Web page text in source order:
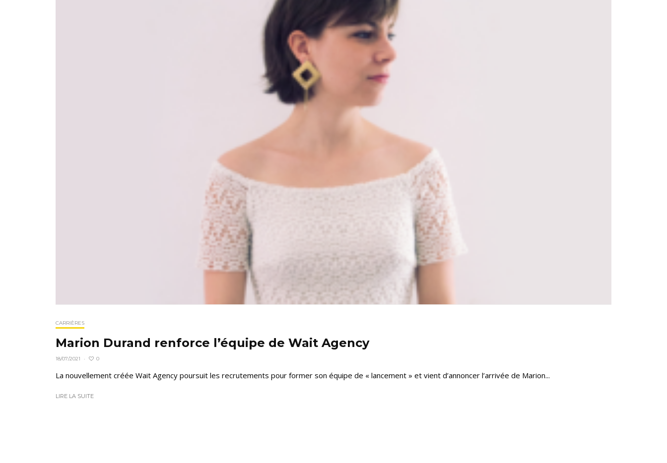
CARRIÈRES
Marion Durand renforce l’équipe de Wait Agency
18/07/2021 · 0
La nouvellement créée Wait Agency poursuit les recrutements pour former son équipe de « lancement » et vient d’annoncer l’arrivée de Marion...
LIRE LA SUITE